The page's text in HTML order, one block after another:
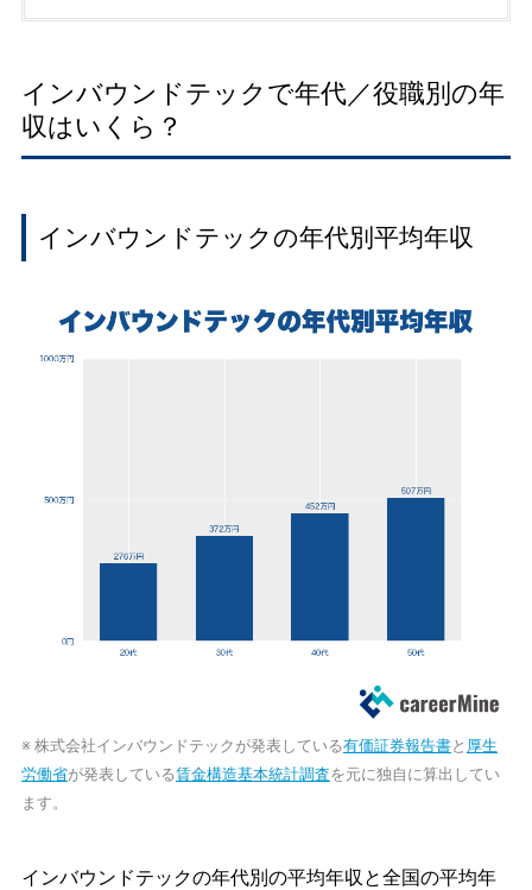
インバウンドテックで年代／役職別の年
収はいくら？
インバウンドテックの年代別平均年収
※ 株式会社インバウンドテックが発表している有価証券報告書と 厚生
労働省が発表している賃金構造基本統計調査を元に独自に算出してい
ます。
インバウンドテックの年代別の平均年収と全国の平均年